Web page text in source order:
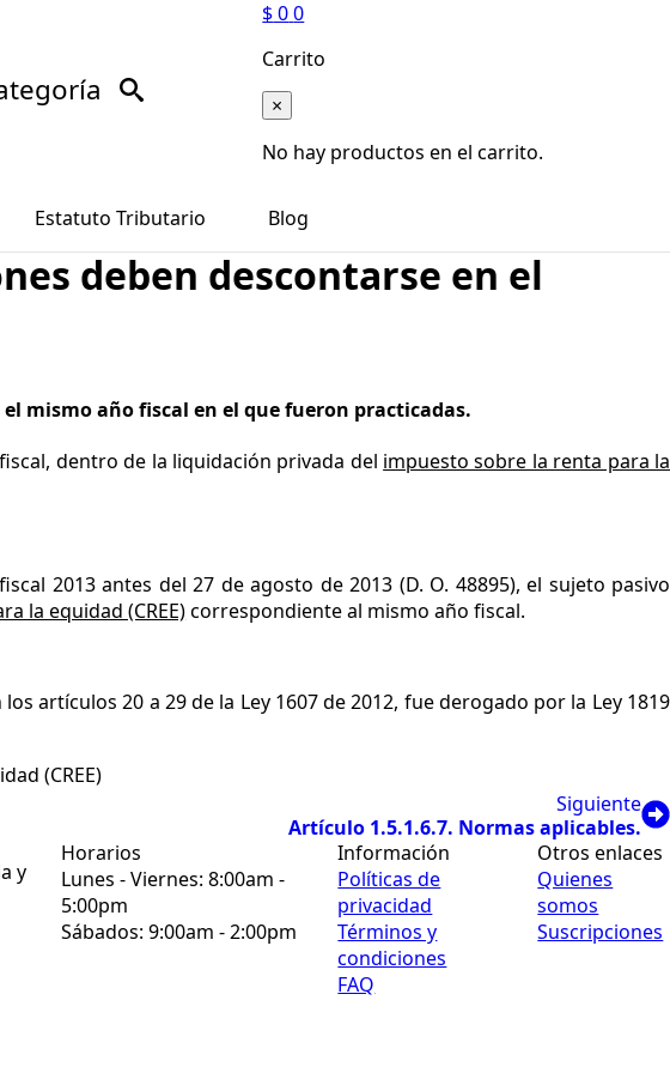
$00
Carrito
×
No hay productos en el carrito.
Estatuto Tributario Blog
deben descontarse en el
mismo año fiscal en el que fueron practicadas.
dentro de la liquidación privada del impuesto sobre la renta para la
2013 antes del 27 de agosto de 2013 (D. O. 48895), el sujeto pasivo
la equidad (CREE)correspondiente al mismo año fiscal.
artículos 20 a 29 de la Ley 1607 de 2012, fue derogado por la Ley 1819
(CREE)
Siguiente
Artículo 1.5.1.6.7. Normas aplicables.
y
Horarios
Lunes - Viernes: 8:00am -
5:00pm
Sábados: 9:00am - 2:00pm
Información
Políticas de
privacidad
Términos y
condiciones
FAQ
Otros enlaces
Quienes
somos
Suscripciones